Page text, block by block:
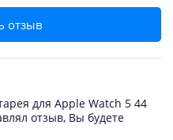
отзыв
для Apple Watch 5 44
отзыв, Вы будете